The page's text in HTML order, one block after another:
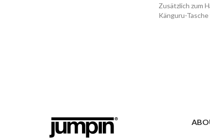
Zusätzlich zum
Känguru-Tasche